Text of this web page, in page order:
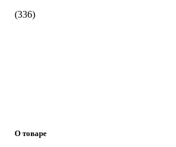
(336)
О товаре